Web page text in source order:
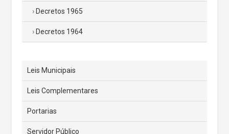
Decretos 1965
Decretos 1964
Leis Municipais
Leis Complementares
Portarias
Servidor Público